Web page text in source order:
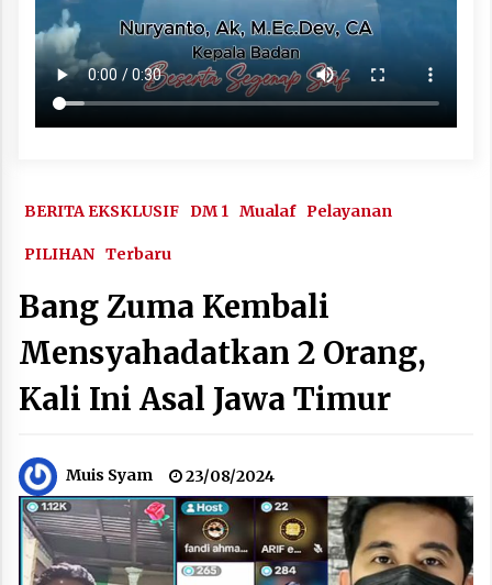
BERITA EKSKLUSIF DM 1 Mualaf Pelayanan
PILIHAN Terbaru
Bang Zuma Kembali
Mensyahadatkan 2 Orang,
Kali Ini Asal Jawa Timur
Muis Syam 23/08/2024